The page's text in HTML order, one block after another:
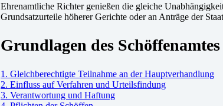
Ehrenamtliche Richter genießen die gleiche
Grundsatzurteile höherer Gerichte oder an Anträge der
Grundlagen des Schöffenamtes
1. Gleichberechtigte Teilnahme an der Hauptverhandlung
2. Einfluss auf Verfahren und Urteilsfindung
3. Verantwortung und Haftung